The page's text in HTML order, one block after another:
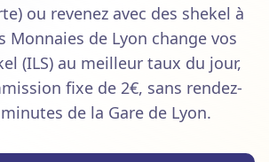
ou revenez avec des shekel à
Monnaies de Lyon change vos
(ILS) au meilleur taux du jour,
fixe de 2€, sans rendez-
de la Gare de Lyon.